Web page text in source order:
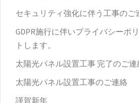
セキュリティ強化に伴う工事のご
GDPR施行に伴いプライバシーポ
トします。
太陽光パネル設置工事 完了のご連
太陽光パネル設置工事のご連絡
謹賀新年